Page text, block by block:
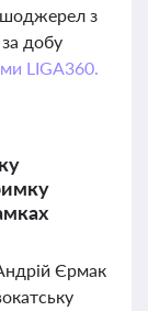
з
добу
LIGA360.
Єрмак